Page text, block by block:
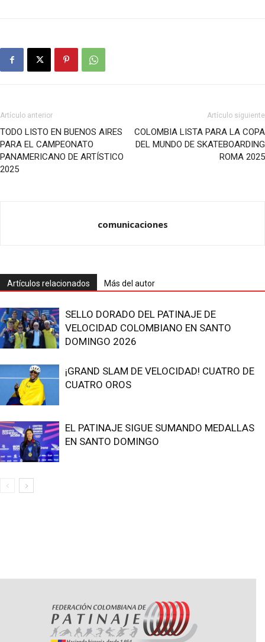
Artículo anterior
TODO LISTO EN BUENOS AIRES
PARA EL CAMPEONATO
PANAMERICANO DE ARTÍSTICO
2025
Artículo siguiente
COLOMBIA LISTA PARA LA COPA
DEL MUNDO DE SKATEBOARDING
ROMA 2025
comunicaciones
Artículos relacionados Más del autor
SELLO DORADO DEL PATINAJE DE
VELOCIDAD COLOMBIANO EN SANTO
DOMINGO 2026
¡GRAND SLAM DE VELOCIDAD! CUATRO DE
CUATRO OROS
EL PATINAJE SIGUE SUMANDO MEDALLAS
EN SANTO DOMINGO